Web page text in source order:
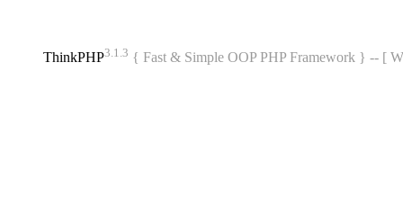
ThinkPHP3.1.3 { Fast & Simple OOP PHP Framework } -- [